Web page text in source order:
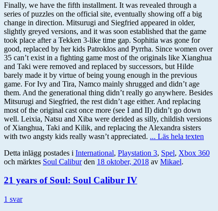
Finally, we have the fifth installment. It was revealed through a
series of puzzles on the official site, eventually showing off a big
change in direction. Mitsurugi and Siegfried appeared in older,
slightly greyed versions, and it was soon established that the game
took place after a Tekken 3-like time gap. Sophitia was gone for
good, replaced by her kids Patroklos and Pyrrha. Since women over
35 can’t exist in a fighting game most of the originals like Xianghua
and Taki were removed and replaced by successors, but Hilde
barely made it by virtue of being young enough in the previous
game. For Ivy and Tira, Namco mainly shrugged and didn’t age
them. And the generational thing didn’t really go anywhere. Besides
Mitsurugi and Siegfried, the rest didn’t age either. And replacing
most of the original cast once more (see I and II) didn’t go down
well. Leixia, Natsu and Xiba were derided as silly, childish versions
of Xianghua, Taki and Kilik, and replacing the Alexandra sisters
with two angsty kids really wasn’t appreciated. ... Läs hela texten
Detta inlägg postades i International, Playstation 3, Spel, Xbox 360
och märktes Soul Caliburden 18 oktober, 2018 av Mikael.
21 years of Soul: Soul Calibur IV
1 svar